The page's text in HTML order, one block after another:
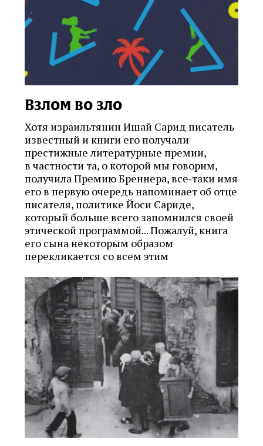
Взлом во зло
Хотя израильтянин Ишай Сарид писатель
известный и книги его получали
престижные литературные премии,
в частности та, о которой мы говорим,
получила Премию Бреннера, все‑таки имя
его в первую очередь напоминает об отце
писателя, политике Йоси Сариде,
который больше всего запомнился своей
этической программой... Пожалуй, книга
его сына некоторым образом
перекликается со всем этим